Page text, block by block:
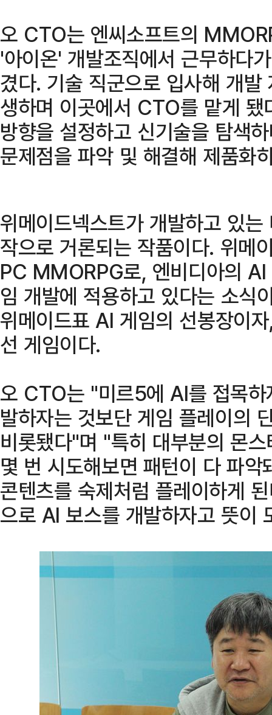
오 CTO는 엔씨소프트의
'아이온' 개발조직에서 근무하다
겼다. 기술 직군으로 입사해 개
생하며 이곳에서 CTO를 맡게 됐
방향을 설정하고 신기술을 탐색
문제점을 파악 및 해결해 제품화
위메이드넥스트가 개발하고 있
작으로 거론되는 작품이다. 위메
PC MMORPG로, 엔비디아의
임 개발에 적용하고 있다는 소식
위메이드표 AI 게임의 선봉장이
선 게임이다.
오 CTO는 "미르5에 AI를 접목
발하자는 것보단 게임 플레이의
비롯됐다"며 "특히 대부분의 몬
몇 번 시도해보면 패턴이 다 파
콘텐츠를 숙제처럼 플레이하게
으로 AI 보스를 개발하자고 뜻이